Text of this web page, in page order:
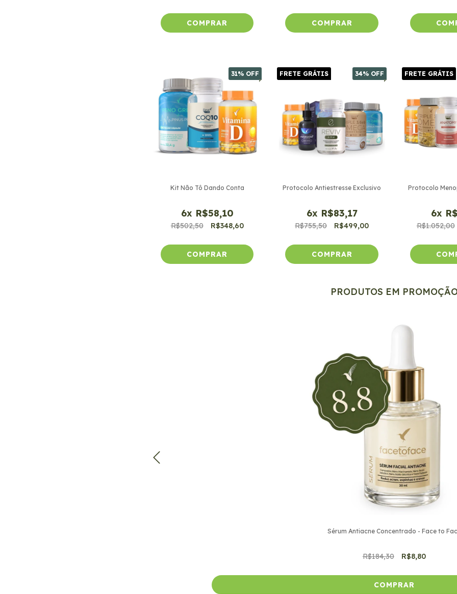
31% OFF
Kit Não Tô Dando Conta
6x R$58,10
R$502,50 R$348,60
34% OFF
FRETE GRÁTIS
Protocolo Antiestresse Exclusivo
6x R$83,17
R$755,50 R$499,00
FRETE GRÁTIS
Protocolo
6x
R$1.052,00
PRODUTOS EM
Sérum Antiacne Concentrado - Face to
R$184,30 R$8,80